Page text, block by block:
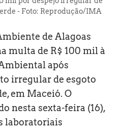
- Foto: Reprodução/IMA
de Alagoas
multa de R$ 100 mil à
após
irregular de esgoto
em Maceió. O
nesta sexta-feira (16),
laboratoriais